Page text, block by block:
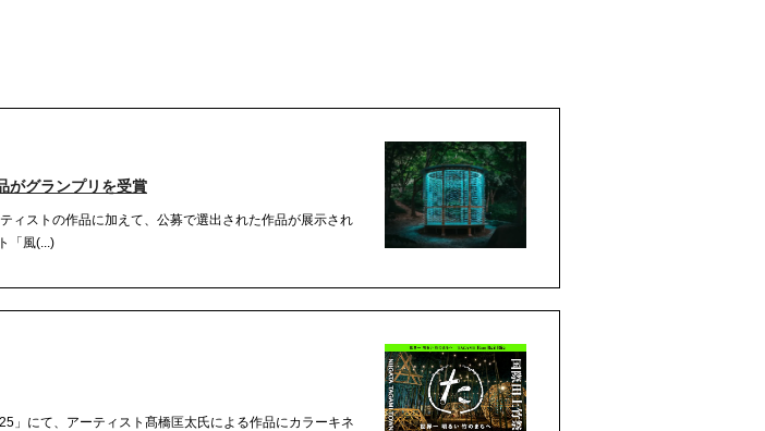
がグランプリを受賞
ィストの作品に加えて、公募で選出された作品が展示され
「風(...)
」にて、アーティスト髙橋匡太氏による作品にカラーキネ